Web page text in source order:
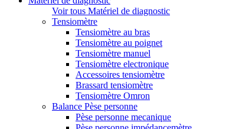
Voir tous Matériel de diagnostic
Tensiomètre
Tensiomètre au bras
Tensiomètre au poignet
Tensiomètre manuel
Tensiomètre electronique
Accessoires tensiomètre
Brassard tensiomètre
Tensiomètre Omron
Balance Pèse personne
Pèse personne mecanique